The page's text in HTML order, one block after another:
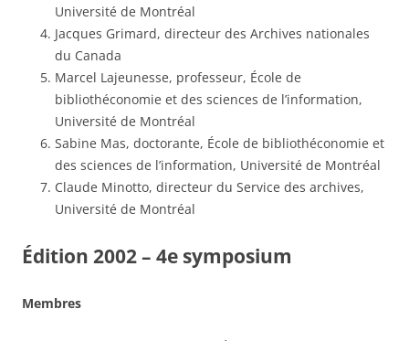
Université de Montréal
Jacques Grimard, directeur des Archives nationales
du Canada
Marcel Lajeunesse, professeur, École de
bibliothéconomie et des sciences de l’information,
Université de Montréal
Sabine Mas, doctorante, École de bibliothéconomie et
des sciences de l’information, Université de Montréal
Claude Minotto, directeur du Service des archives,
Université de Montréal
Édition 2002 – 4e symposium
Membres